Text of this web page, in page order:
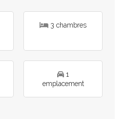
3 chambres
1
emplacement